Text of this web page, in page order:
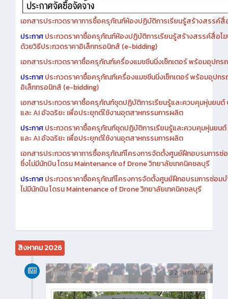
เอกสารประกวดราคาการซื้อครุภัณฑ์ห้องปฏิบัติการเรียนรู้สร้างสรรค์
ประกาศประกวดราคาซื้อครุภัณฑ์ห้องปฏิบัติการเรียนรู้สร้างสรรค์สื่อโ
ด้วยวิธีประกวดราคาอิเล็กทรอนิกส์ (e-bidding)
เอกสารประกวดราคาซื้อครุภัณฑ์เครื่องแมชชีนนิ่งเซ็กเตอร์ พร้อมอุปก
ประกาศประกวดราคาซื้อครุภัณฑ์เครื่องแมชชีนนิ่งเซ็กเตอร์ พร้อมอุปก
อิเล็กทรอนิกส์ (e-bidding)
เอกสารประกวดราคาซื้อครุภัณฑ์ชุดปฏิบัติการเรียนรู้และควบคุมหุ่นยน
และ AI อัจฉริยะ เพื่อประยุกต์ใช้งานอุตสาหกรรมการผลิต
ประกาศประกวดราคาซื้อครุภัณฑ์ชุดปฏิบัติการเรียนรู้และควบคุมหุ่นยน
และ AI อัจฉริยะ เพื่อประยุกต์ใช้งานอุตสาหกรรมการผลิต
เอกสารประกวดราคาการซื้อครุภัณฑ์โครงการจัดตั้งศูนย์ฝึกอบรมการซ่
ซึ่งไม่มีนักบิน โดรน Maintenance of Drone วิทยาลัยเทคนิคชลบุรี
ประกาศประกวดราคาซื้อครุภัณฑ์โครงการจัดตั้งศูนย์ฝึกอบรมการซ่อมบ
ไม่มีนักบิน โดรน Maintenance of Drone วิทยาลัยเทคนิคชลบุรี
สิงหาคม 2026
2 วัน ที่ผ่านมา
News